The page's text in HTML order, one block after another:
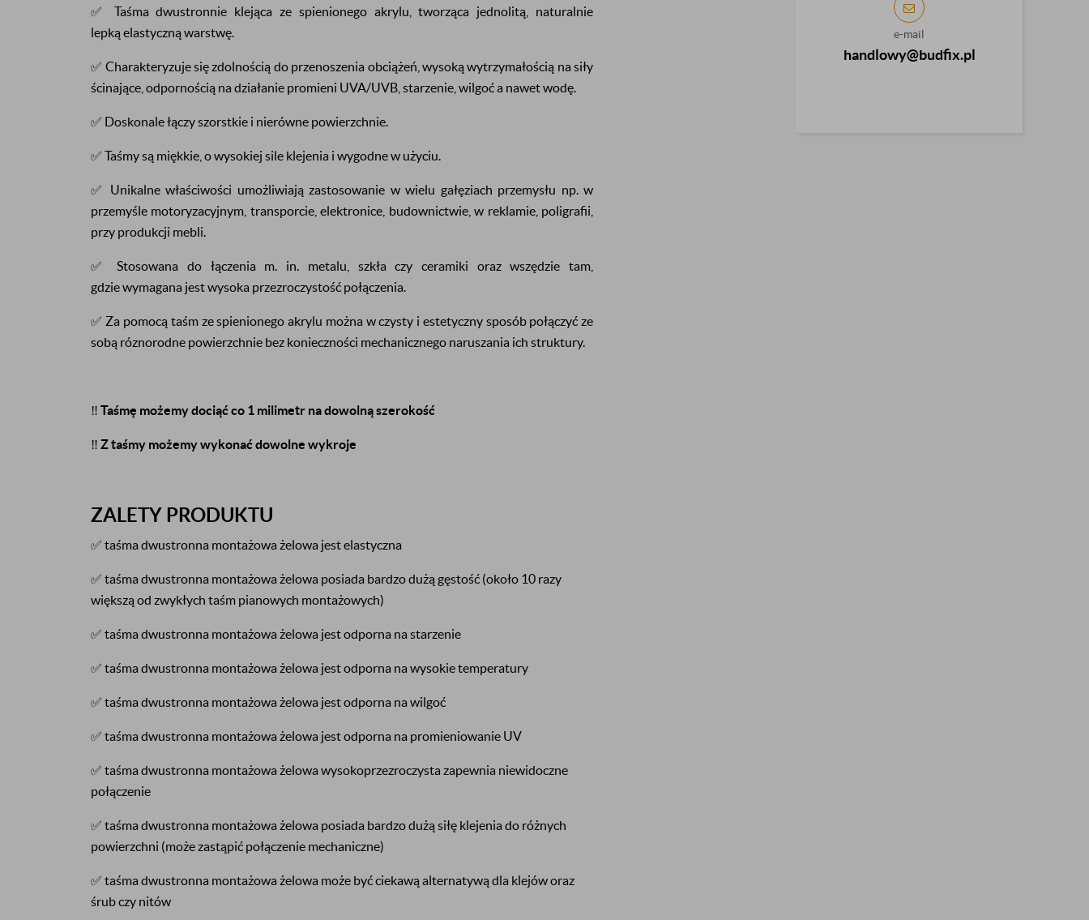
✅ Taśma dwustronnie klejąca ze spienionego akrylu, tworząca jednolitą, naturalnie
lepką elastyczną warstwę.
✅ Charakteryzuje się zdolnością do przenoszenia obciążeń, wysoką wytrzymałością na siły
ścinające, odpornością na działanie promieni UVA/UVB, starzenie, wilgoć a nawet wodę.
✅ Doskonale łączy szorstkie i nierówne powierzchnie.
✅ Taśmy są miękkie, o wysokiej sile klejenia i wygodne w użyciu.
✅ Unikalne właściwości umożliwiają zastosowanie w wielu gałęziach przemysłu np. w
przemyśle motoryzacyjnym, transporcie, elektronice, budownictwie, w reklamie, poligrafii,
przy produkcji mebli.
✅ Stosowana do łączenia m. in. metalu, szkła czy ceramiki oraz wszędzie tam,
gdzie wymagana jest wysoka przezroczystość połączenia.
✅ Za pomocą taśm ze spienionego akrylu można w czysty i estetyczny sposób połączyć ze
sobą róznorodne powierzchnie bez konieczności mechanicznego naruszania ich struktury.
‼️ Taśmę możemy dociąć co 1 milimetr na dowolną szerokość
‼️ Z taśmy możemy wykonać dowolne wykroje
ZALETY PRODUKTU
✅ taśma dwustronna montażowa żelowa jest elastyczna
✅ taśma dwustronna montażowa żelowa posiada bardzo dużą gęstość (około 10 razy
większą od zwykłych taśm pianowych montażowych)
✅ taśma dwustronna montażowa żelowa jest odporna na starzenie
✅ taśma dwustronna montażowa żelowa jest odporna na wysokie temperatury
✅ taśma dwustronna montażowa żelowa jest odporna na wilgoć
✅ taśma dwustronna montażowa żelowa jest odporna na promieniowanie UV
✅ taśma dwustronna montażowa żelowa wysokoprzezroczysta zapewnia niewidoczne
połączenie
✅ taśma dwustronna montażowa żelowa posiada bardzo dużą siłę klejenia do różnych
powierzchni (może zastąpić połączenie mechaniczne)
✅ taśma dwustronna montażowa żelowa może być ciekawą alternatywą dla klejów oraz
śrub czy nitów
e-mail
handlowy@budfix.pl